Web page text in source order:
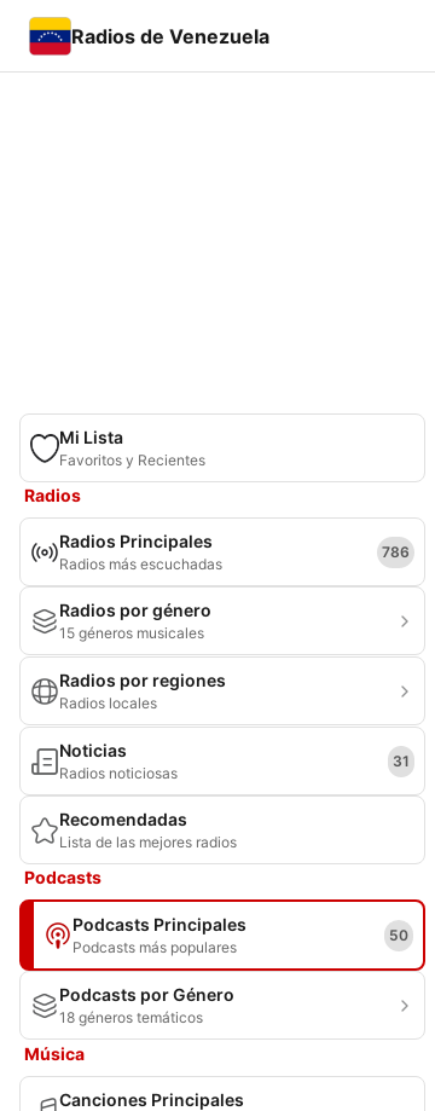
Radios de Venezuela
Mi Lista
Favoritos y Recientes
Radios
Radios Principales
Radios más escuchadas
786
Radios por género
15 géneros musicales
Radios por regiones
Radios locales
Noticias
Radios noticiosas
31
Recomendadas
Lista de las mejores radios
Podcasts
Podcasts Principales
Podcasts más populares
50
Podcasts por Género
18 géneros temáticos
Música
Canciones Principales